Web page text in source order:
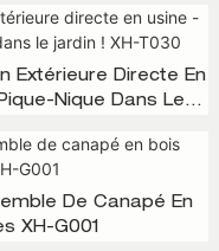
Extérieure Directe En
Nique Dans Le
De Canapé En
XH-G001